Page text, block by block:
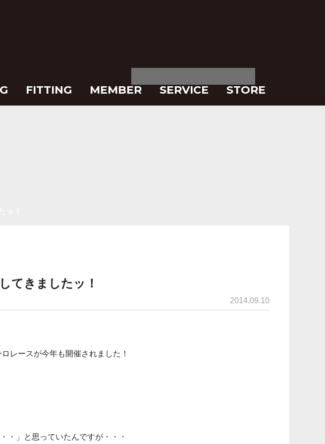
FITTING MEMBER SERVICE STORE
てきましたッ！
2014.09.10
レースが今年も開催されました！
・」と思っていたんですが・・・